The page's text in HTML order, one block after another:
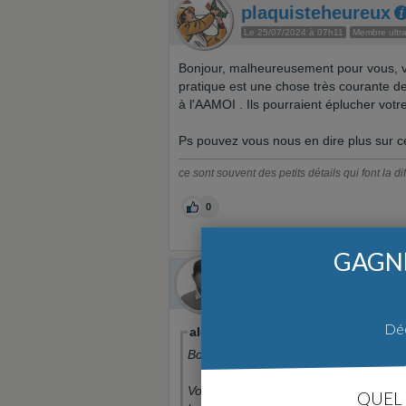
plaquisteheureux
Le 25/07/2024 à 07h11 Membre
Bonjour, malheureusement pour vous,
pratique est une chose très courante
à l'AAMOI . Ils pourraient éplucher
Ps pouvez vous nous en dire plus sur
ce sont souvent des petits détails qui font la
0
CamilleJason
alex_V a écrit:
Bonjour,
Vous avez signé un document pour
QUEL